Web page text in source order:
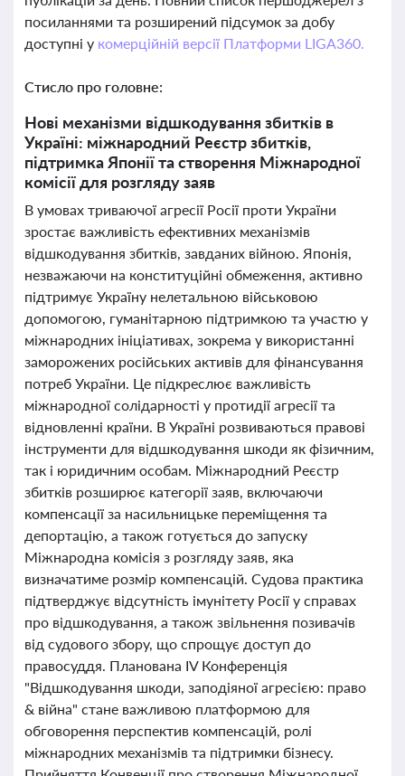
посиланнями та розширений підсумок за добу
доступні у комерційній версії Платформи LIGA360.
Стисло про головне:
Нові механізми відшкодування збитків в
Україні: міжнародний Реєстр збитків,
підтримка Японії та створення Міжнародної
комісії для розгляду заяв
В умовах триваючої агресії Росії проти України
зростає важливість ефективних механізмів
відшкодування збитків, завданих війною. Японія,
незважаючи на конституційні обмеження, активно
підтримує Україну нелетальною військовою
допомогою, гуманітарною підтримкою та участю у
міжнародних ініціативах, зокрема у використанні
заморожених російських активів для фінансування
потреб України. Це підкреслює важливість
міжнародної солідарності у протидії агресії та
відновленні країни. В Україні розвиваються правові
інструменти для відшкодування шкоди як фізичним,
так і юридичним особам. Міжнародний Реєстр
збитків розширює категорії заяв, включаючи
компенсації за насильницьке переміщення та
депортацію, а також готується до запуску
Міжнародна комісія з розгляду заяв, яка
визначатиме розмір компенсацій. Судова практика
підтверджує відсутність імунітету Росії у справах
про відшкодування, а також звільнення позивачів
від судового збору, що спрощує доступ до
правосуддя. Планована IV Конференція
"Відшкодування шкоди, заподіяної агресією: право
& війна" стане важливою платформою для
обговорення перспектив компенсацій, ролі
міжнародних механізмів та підтримки бізнесу.